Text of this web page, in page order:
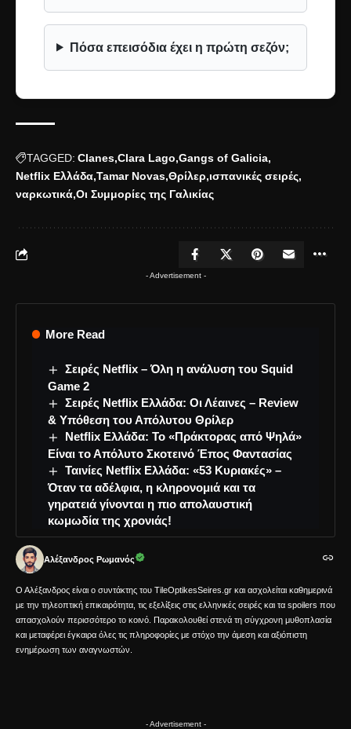
Πόσα επεισόδια έχει η πρώτη σεζόν;
TAGGED: Clanes Clara Lago Gangs of Galicia
Netflix Ελλάδα Tamar Novas Θρίλερ ισπανικές σειρές
ναρκωτικά Οι Συμμορίες της Γαλικίας
- Advertisement -
More Read
Σειρές Netflix – Όλη η ανάλυση του Squid
Game 2
Σειρές Netflix Ελλάδα: Οι Λέαινες – Review
& Υπόθεση του Απόλυτου Θρίλερ
Netflix Ελλάδα: Το «Πράκτορας από Ψηλά»
Είναι το Απόλυτο Σκοτεινό Έπος Φαντασίας
Ταινίες Netflix Ελλάδα: «53 Κυριακές» –
Όταν τα αδέλφια, η κληρονομιά και τα
γηρατειά γίνονται η πιο απολαυστική
κωμωδία της χρονιάς!
Αλέξανδρος Ρωμανός
Ο Αλέξανδρος είναι ο συντάκτης του TileOptikesSeires.gr και ασχολείται καθημερινά
με την τηλεοπτική επικαιρότητα, τις εξελίξεις στις ελληνικές σειρές και τα spoilers που
απασχολούν περισσότερο το κοινό. Παρακολουθεί στενά τη σύγχρονη μυθοπλασία
και μεταφέρει έγκαιρα όλες τις πληροφορίες με στόχο την άμεση και αξιόπιστη
ενημέρωση των αναγνωστών.
- Advertisement -